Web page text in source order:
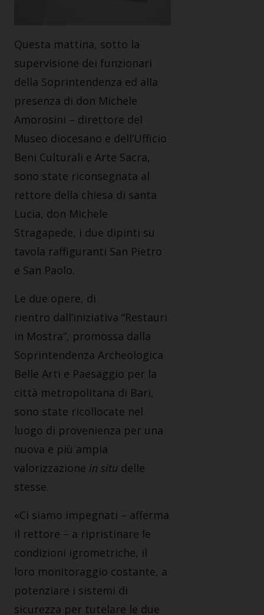
Questa mattina, sotto la
supervisione dei funzionari
della Soprintendenza ed alla
presenza di don Michele
Amorosini – direttore del
Museo diocesano e dell’Ufficio
Beni Culturali e Arte Sacra,
sono state riconsegnata al
rettore della chiesa di santa
Lucia, don Michele
Stragapede, i due dipinti su
tavola raffiguranti San Pietro
e San Paolo.
Le due opere, di
rientro dall’iniziativa “Restauri
in Mostra”, promossa dalla
Soprintendenza Archeologica
Belle Arti e Paesaggio per la
città metropolitana di Bari,
sono state ricollocate nel
luogo di provenienza per una
nuova e più ampia
valorizzazione in situ delle
stesse.
«Ci siamo impegnati – afferma
il rettore – a ripristinare le
condizioni igrometriche, il
loro monitoraggio costante, a
potenziare i sistemi di
sicurezza per tutelare le due